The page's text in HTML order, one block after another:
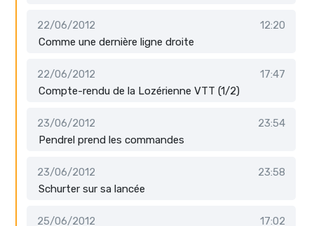
22/06/2012
12:20
Comme une dernière ligne droite
22/06/2012
17:47
Compte-rendu de la Lozérienne VTT (1/2)
23/06/2012
23:54
Pendrel prend les commandes
23/06/2012
23:58
Schurter sur sa lancée
25/06/2012 17:02